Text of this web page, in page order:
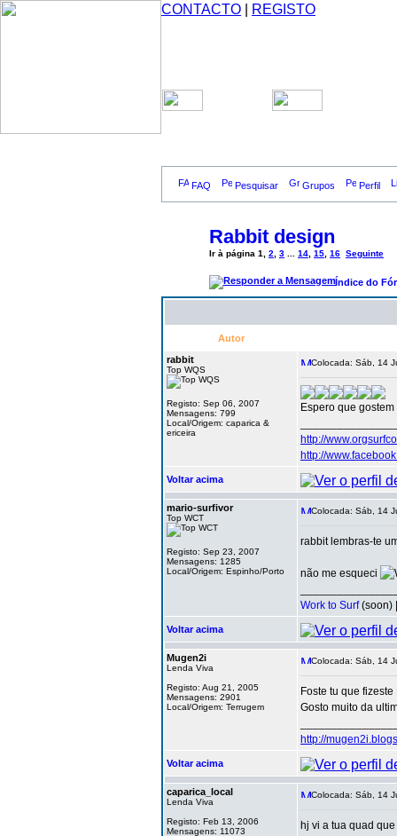
CONTACTO REGISTO
FAQ Pesquisar Grupos Perfil
Rabbit design
Ir à página 1 2 3 14 15 16 Seguinte
Índice do
Autor
rabbit
Top WQS
Registo: Sep 06, 2007
Mensagens: 799
Local/Origem: caparica &
ericeira
Colocada: Sáb, 14
Espero que
http://
http://
Voltar acima
mario-surfivor
Top WCT
Registo: Sep 23, 2007
Mensagens: 1285
Local/Origem: Espinho/Porto
Colocada: Sáb, 14
rabbit lembras-te
não me esqueci
Work to Surf(soon)
Voltar acima
Mugen2i
Lenda Viva
Registo: Aug 21, 2005
Mensagens: 2901
Local/Origem: Terrugem
Colocada: Sáb, 14
Foste tu que
Gosto muito da
http://
Voltar acima
caparica_local
Lenda Viva
Registo: Feb 13, 2006
Mensagens: 11073
Colocada: Sáb, 14
hj vi a tua quad